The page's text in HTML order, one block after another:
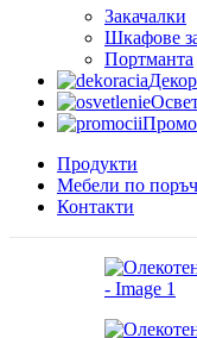
Закачалки
Шкафове
Портманта
Продукти
Мебели по
Контакти